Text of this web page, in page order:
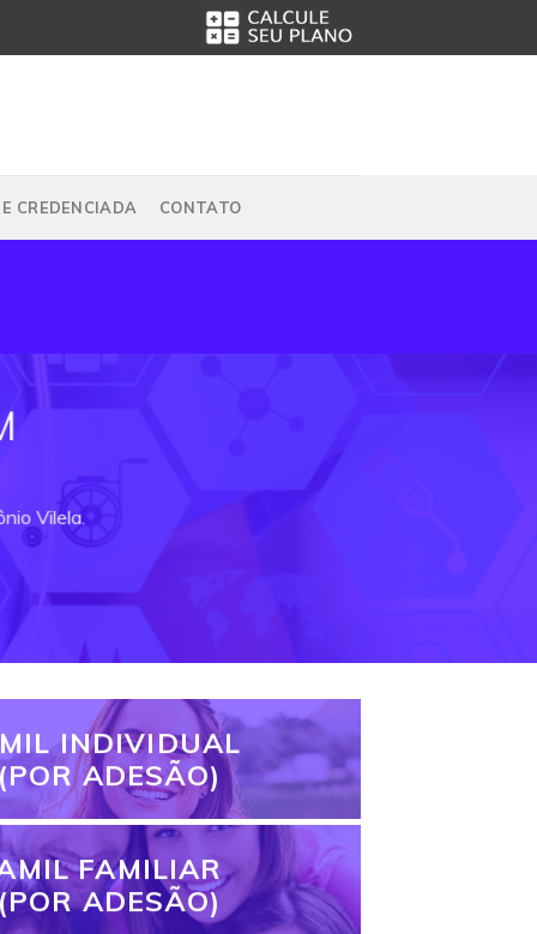
CREDENCIADA CONTATO
Vilela.
INDIVIDUAL
ADESÃO)
FAMILIAR
ADESÃO)